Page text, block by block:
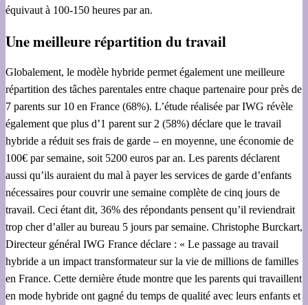
équivaut à 100-150 heures par an.
Une meilleure répartition du travail
Globalement, le modèle hybride permet également une meilleure
répartition des tâches parentales entre chaque partenaire pour près de
7 parents sur 10 en France (68%). L’étude réalisée par IWG révèle
également que plus d’1 parent sur 2 (58%) déclare que le travail
hybride a réduit ses frais de garde – en moyenne, une économie de
100€ par semaine, soit 5200 euros par an. Les parents déclarent
aussi qu’ils auraient du mal à payer les services de garde d’enfants
nécessaires pour couvrir une semaine complète de cinq jours de
travail. Ceci étant dit, 36% des répondants pensent qu’il reviendrait
trop cher d’aller au bureau 5 jours par semaine. Christophe Burckart,
Directeur général IWG France déclare : « Le passage au travail
hybride a un impact transformateur sur la vie de millions de familles
en France. Cette dernière étude montre que les parents qui travaillent
en mode hybride ont gagné du temps de qualité avec leurs enfants et